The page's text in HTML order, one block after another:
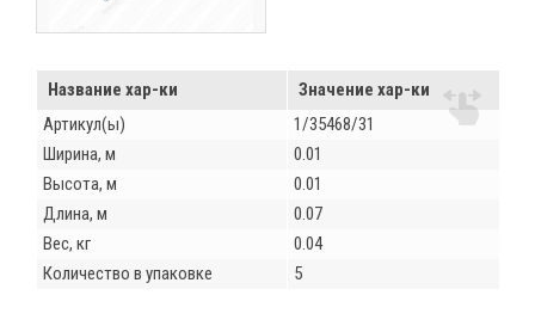
Название хар-ки
Значение хар-ки
Артикул(ы)
1/35468/31
Ширина, м
0.01
Высота, м
0.01
Длина, м
0.07
Вес, кг
0.04
Количество в упаковке
5